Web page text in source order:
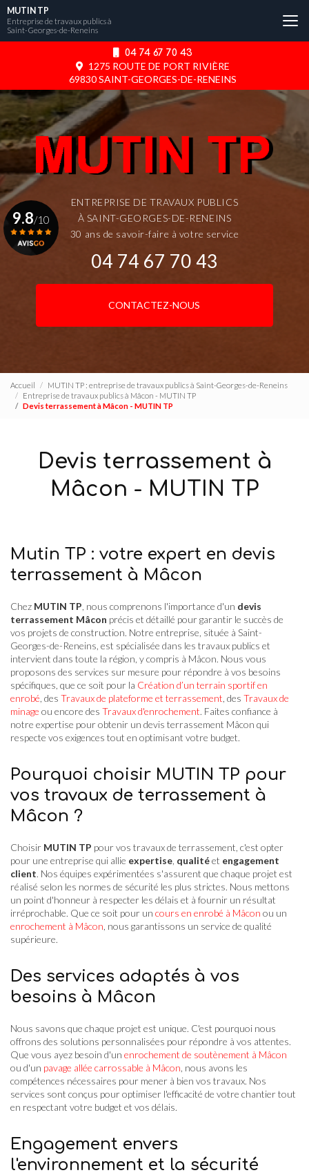
Aller
au
contenu
04 74 67 70 43
1275 ROUTE DE PORT RIVIÈRE
69830 SAINT-GEORGES-DE-RENEINS
MUTIN TP
Entreprise de travaux publics à
Saint-Georges-de-Reneins
ENTREPRISE DE TRAVAUX PUBLICS
À SAINT-GEORGES-DE-RENEINS
30 ans de savoir-faire à votre service
04 74 67 70 43
CONTACTEZ-NOUS
9.8/10
Accueil
MUTIN TP : entreprise de travaux publics à Saint-Georges-de-Reneins
Entreprise de travaux publics à Mâcon - MUTIN TP
Devis terrassement à Mâcon - MUTIN TP
Devis terrassement à
Mâcon - MUTIN TP
Mutin TP : votre expert en devis
terrassement à Mâcon
Chez MUTIN TP , nous comprenons l'importance d'un devis
terrassement Mâcon précis et détaillé pour garantir le succès de
vos projets de construction. Notre entreprise, située à Saint-
Georges-de-Reneins, est spécialisée dans les travaux publics et
intervient dans toute la région, y compris à Mâcon. Nous vous
proposons des services sur mesure pour répondre à vos besoins
spécifiques, que ce soit pour la Création d’un terrain sportif en
enrobé , des Travaux de plateforme et terrassement , des Travaux de
minage ou encore des Travaux d'enrochement. Faites confiance à
notre expertise pour obtenir un devis terrassement Mâcon qui
respecte vos exigences tout en optimisant votre budget.
Pourquoi choisir MUTIN TP pour
vos travaux de terrassement à
Mâcon ?
Choisir MUTIN TP pour vos travaux de terrassement, c'est opter
pour une entreprise qui allie expertise qualitéet engagement
client. Nos équipes expérimentées s'assurent que chaque projet est
réalisé selon les normes de sécurité les plus strictes. Nous mettons
un point d'honneur à respecter les délais et à fournir un résultat
irréprochable. Que ce soit pour un cours en enrobé à Mâcon ou un
enrochement à Mâcon , nous garantissons un service de qualité
supérieure.
Des services adaptés à vos
besoins à Mâcon
Nous savons que chaque projet est unique. C'est pourquoi nous
offrons des solutions personnalisées pour répondre à vos attentes.
Que vous ayez besoin d'un enrochement de soutènement à Mâcon
ou d'un pavage allée carrossable à Mâcon , nous avons les
compétences nécessaires pour mener à bien vos travaux. Nos
services sont conçus pour optimiser l'efficacité de votre chantier tout
en respectant votre budget et vos délais.
Engagement envers
l'environnement et la sécurité